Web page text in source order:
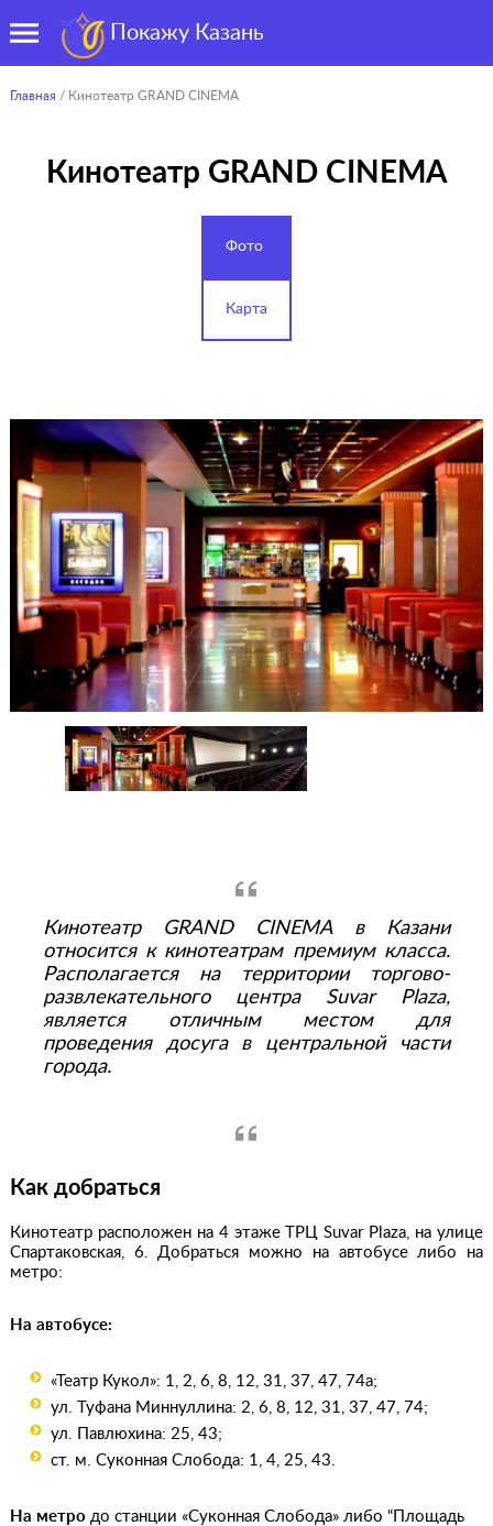
Покажу Казань
Главная / Кинотеатр GRAND CINEMA
Кинотеатр GRAND CINEMA
Фото
Карта
Кинотеатр GRAND CINEMA в Казани
относится к кинотеатрам премиум класса.
Располагается на территории торгово-
развлекательного центра Suvar Plaza,
является отличным местом для
проведения досуга в центральной части
города.
Как добраться
Кинотеатр расположен на 4 этаже ТРЦ Suvar Plaza, на улице
Спартаковская, 6. Добраться можно на автобусе либо на
метро:
На автобусе:
«Театр Кукол»: 1, 2, 6, 8, 12, 31, 37, 47, 74а;
ул. Туфана Миннуллина: 2, 6, 8, 12, 31, 37, 47, 74;
ул. Павлюхина: 25, 43;
ст. м. Суконная Слобода: 1, 4, 25, 43.
На метро до станции «Суконная Слобода» либо “Площадь